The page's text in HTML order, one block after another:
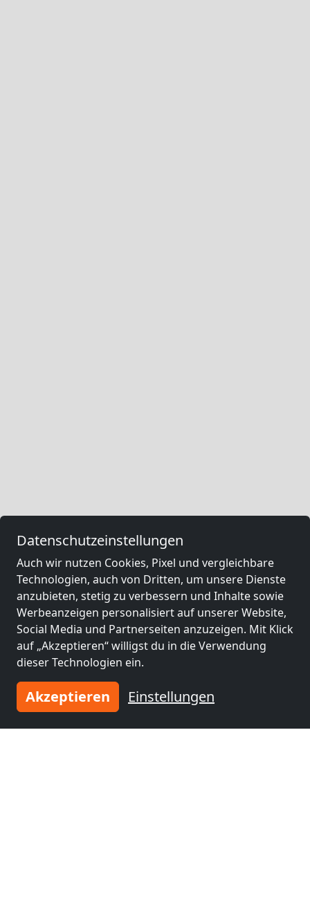
Datenschutzeinstellungen
Auch wir nutzen Cookies, Pixel und vergleichbare
Technologien, auch von Dritten, um unsere Dienste
anzubieten, stetig zu verbessern und Inhalte sowie
Werbeanzeigen personalisiert auf unserer Website,
Social Media und Partnerseiten anzuzeigen. Mit Klick
auf „Akzeptieren“ willigst du in die Verwendung
dieser Technologien ein.
Akzeptieren Einstellungen